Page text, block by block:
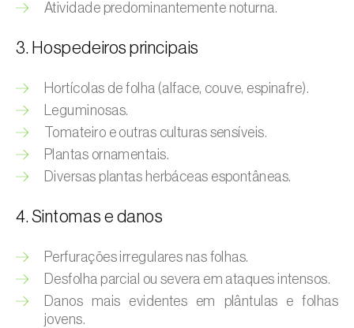
Afídeo-verde-da-ameixeira (Brachycaudus
(
Brachycaudus amygdalinus)
Afídeo-verde-da-macieira ( Aphis pomi
Afídeo-verde-dos-citrinos (
spiraecola )
Afídeos
Alfinetes ( Agriotes spp.
Aranhiço-vermelho (Tetranychus urticae)
Besouro‑verde‑das‑tílias (
Atividade predominantemente noturna.
3. Hospedeiros principais
Hortícolas de folha (alface, couve, espinafre).
Leguminosas.
Tomateiro e outras culturas sensíveis.
Plantas ornamentais.
Diversas plantas herbáceas espontâneas.
4. Sintomas e danos
Perfurações irregulares nas folhas.
Desfolha parcial ou severa em ataques intensos.
Danos mais evidentes em plântulas e folhas
jovens.